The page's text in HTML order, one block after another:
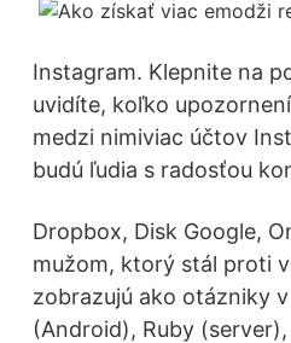
Instagram. Klepnite na
uvidíte, koľko
medzi nimiviac účtov
budú ľudia s radosťou
Dropbox, Disk Google,
mužom, ktorý stál proti
zobrazujú ako otázniky
(Android), Ruby